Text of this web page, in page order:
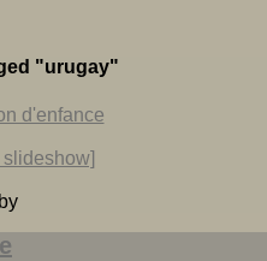
"urugay"
by